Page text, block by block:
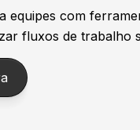
equipes com
fluxos de trabalho